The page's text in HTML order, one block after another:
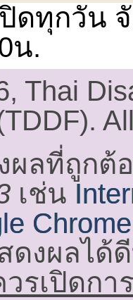
ปิดทุกวัน
น.
Thai
ผลที่ถูกต้
เช่น
ดงผลได้
วรเปิดกา